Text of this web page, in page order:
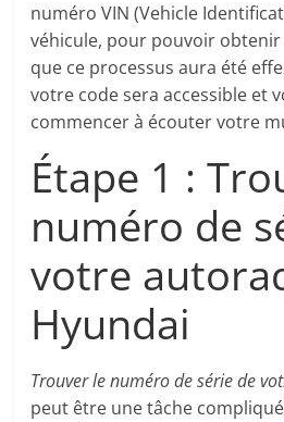
numéro VIN (Vehicle
véhicule, pour pouvoir
que ce processus aura été
votre code sera accessible et
commencer à écouter votre
Étape 1 :
numéro de
votre
Hyundai
Trouver le numéro de série de
peut être une tâche